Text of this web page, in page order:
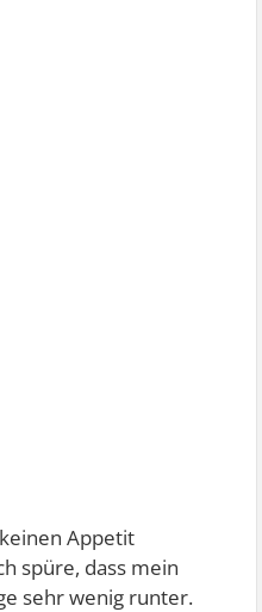
Appetit
spüre, dass mein
sehr wenig runter.